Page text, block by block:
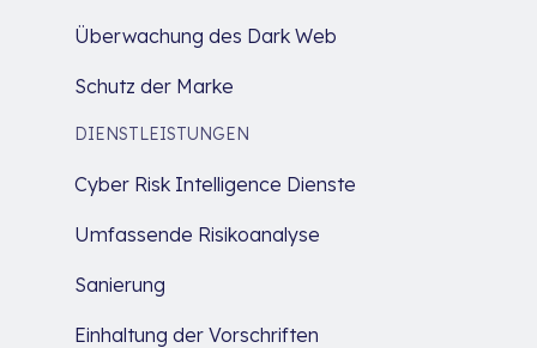
Überwachung des Dark Web
Schutz der Marke
DIENSTLEISTUNGEN
Cyber Risk Intelligence Dienste
Umfassende Risikoanalyse
Sanierung
Einhaltung der Vorschriften